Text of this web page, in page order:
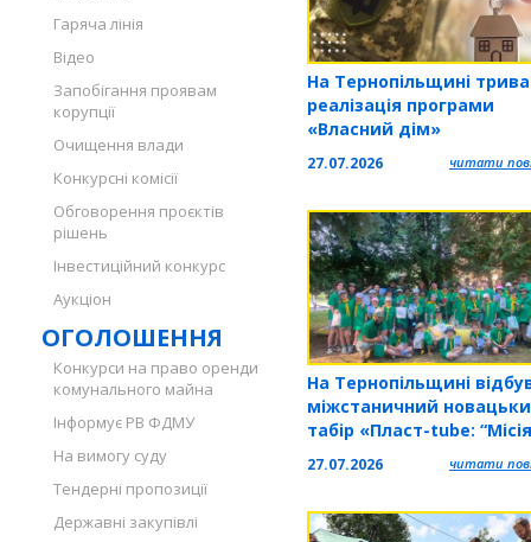
Гаряча лінія
Відео
Запобігання проявам
корупції
Очищення влади
Конкурсні комісії
Обговорення проєктів
рішень
Інвестиційний конкурс
Аукціон
ОГОЛОШЕННЯ
Конкурси на право оренди
комунального майна
Інформує РВ ФДМУ
На вимогу суду
Тендерні пропозиції
Державні закупівлі
На Тернопільщині
реалізація програми
«Власний дім»
27.07.2026 читати
На Тернопільщині
міжстаничний
табір «Пласт-tube: “Місія
Донат"»
27.07.2026 читати